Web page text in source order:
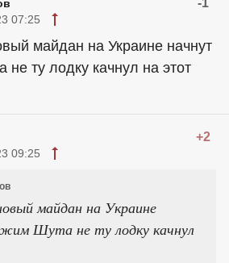
07:25
майдан на Украине начнут
ту лодку качнул на этот
+2
09:25
майдан на Украине
Шута не ту лодку качнул